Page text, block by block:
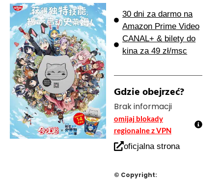
30 dni za darmo na
Amazon Prime Video
CANAL+ & bilety do
kina za 49 zł/msc
Gdzie obejrzeć?
Brak informacji
omijaj blokady
regionalne z VPN
oficjalna strona
© Copyright: